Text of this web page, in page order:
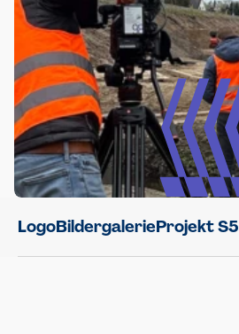
LogoBildergalerieProjekt S5